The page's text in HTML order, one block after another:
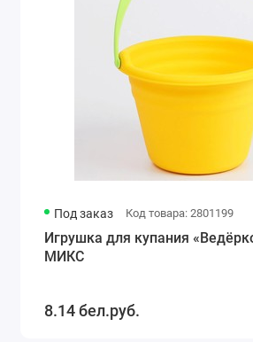
Под заказ Код товара: 2801199
Игрушка для купания
МИКС
8.14 бел.руб.